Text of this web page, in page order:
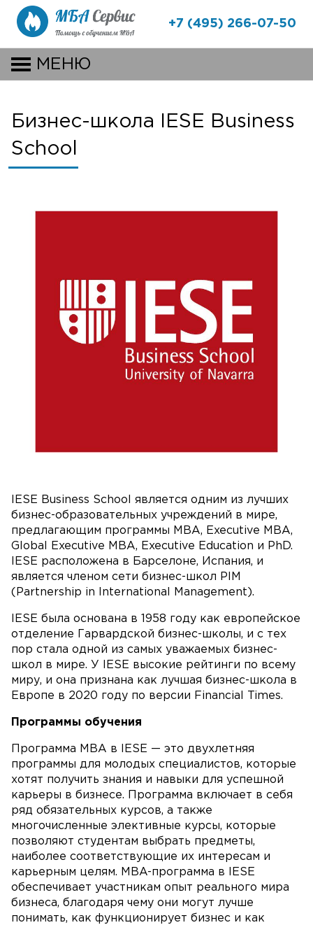
+7 (495) 266-07-50
МЕНЮ
Бизнес-школа IESE Business
School
IESE Business School является одним из лучших
бизнес-образовательных учреждений в мире,
предлагающим программы MBA, Executive MBA,
Global Executive MBA, Executive Education и PhD.
IESE расположена в Барселоне, Испания, и
является членом сети бизнес-школ PIM
(Partnership in International Management).
IESE была основана в 1958 году как европейское
отделение Гарвардской бизнес-школы, и с тех
пор стала одной из самых уважаемых бизнес-
школ в мире. У IESE высокие рейтинги по всему
миру, и она признана как лучшая бизнес-школа в
Европе в 2020 году по версии Financial Times.
Программы обучения
Программа MBA в IESE — это двухлетняя
программы для молодых специалистов, которые
хотят получить знания и навыки для успешной
карьеры в бизнесе. Программа включает в себя
ряд обязательных курсов, а также
многочисленные элективные курсы, которые
позволяют студентам выбрать предметы,
наиболее соответствующие их интересам и
карьерным целям. MBA-программа в IESE
обеспечивает участникам опыт реального мира
бизнеса, благодаря чему они могут лучше
понимать, как функционирует бизнес и как